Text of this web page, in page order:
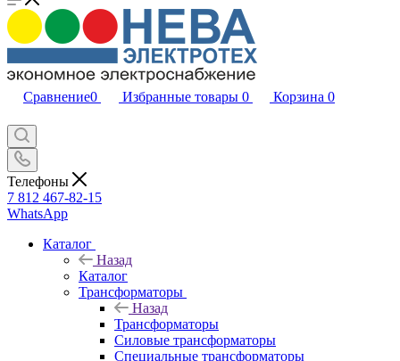
Сравнение0 Избранные товары 0 Корзина 0
Телефоны
7 812 467-82-15
WhatsApp
Каталог
Назад
Каталог
Трансформаторы
Назад
Трансформаторы
Силовые трансформаторы
Специальные трансформаторы